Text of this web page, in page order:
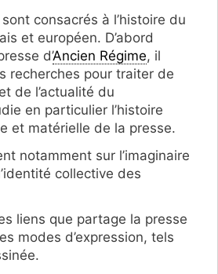
consacrés à l’histoire du
et européen. D’abord
d’Ancien Régime, il
recherches pour traiter de
de l’actualité du
en particulier l’histoire
et matérielle de la presse.
notamment sur l’imaginaire
collective des
liens que partage la presse
modes d’expression, tels